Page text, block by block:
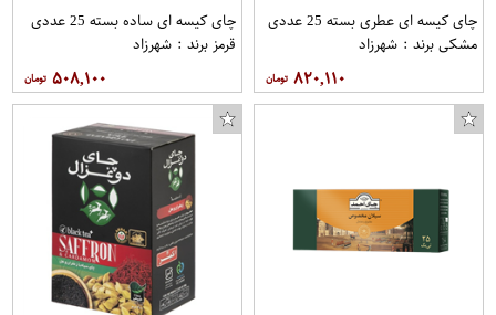
چای کیسه ای عطری بسته 25 عددی
مشکی برند : شهرزاد
۸۲۰,۱۱۰
چای کیسه ای ساده بسته 25 عددی
قرمز برند : شهرزاد
۵۰۸,۱۰۰